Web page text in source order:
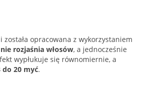
została opracowana z wykorzystaniem
rozjaśnia włosów, a jednocześnie
wypłukuje się równomiernie, a
do 20 myć.